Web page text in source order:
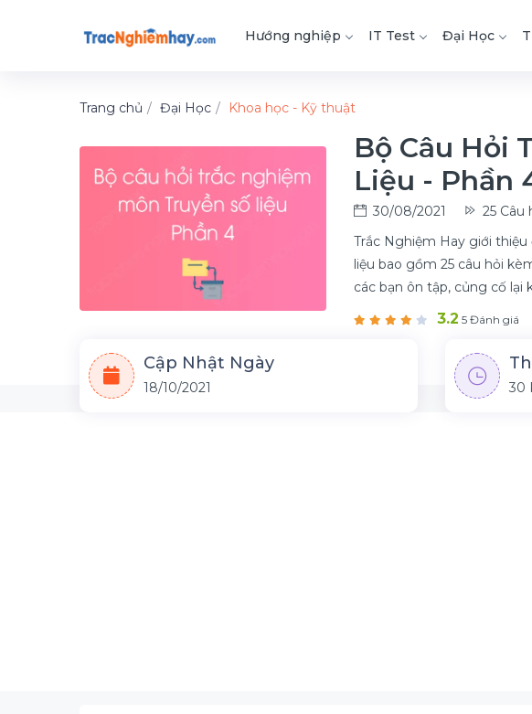
Hướng nghiệp IT Test Đại Học
Trang chủ Đại Học Khoa học - Kỹ thuật
Bộ Câu Hỏi
Liệu - Phần
30/08/2021 25 Câu
Trắc Nghiệm Hay giới thiệu
liệu bao gồm 25 câu hỏi
các bạn ôn tập, củng cố lại
3.2 5 Đánh giá
Cập Nhật Ngày
18/10/2021 30